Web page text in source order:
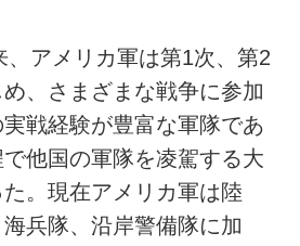
アメリカ軍は第1次、第2
、さまざまな戦争に参加
戦経験が豊富な軍隊であ
他国の軍隊を凌駕する大
。現在アメリカ軍は陸
兵隊、沿岸警備隊に加